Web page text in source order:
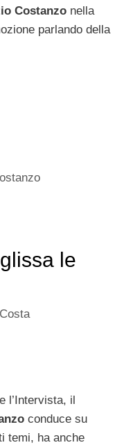
Costanzo nella
parlando della
le
l’Intervista, il
conduce su
temi, ha anche